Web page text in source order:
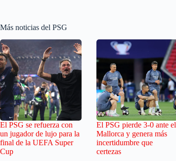
Más noticias del PSG
El PSG se refuerza con
un jugador de lujo para la
final de la UEFA Super
Cup
El PSG pierde 3-0 ante el
Mallorca y genera más
incertidumbre que
certezas